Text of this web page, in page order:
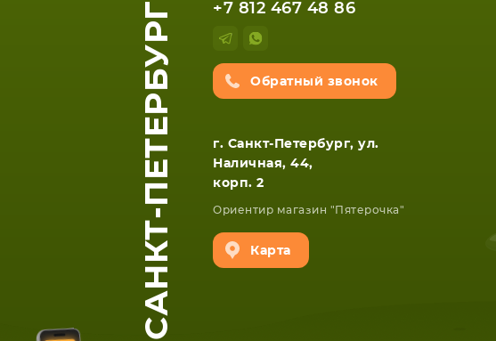
САНКТ-ПЕТЕРБУРГ +7 812 467 48 86
Обратный звонок
г. Санкт-Петербург, ул.
Наличная, 44,
корп. 2
Ориентир магазин "Пятерочка"
Карта